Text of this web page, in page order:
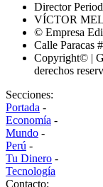
Director
VÍCTOR
© Empresa
Calle Paracas
Copyright© |
derechos
Secciones:
Portada -
Economía -
Mundo -
Perú -
Tu Dinero -
Tecnología
Contacto: